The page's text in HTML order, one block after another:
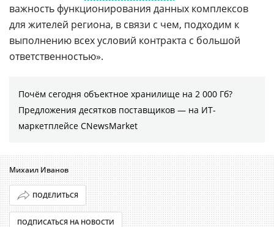
важность функционирования данных комплексов
для жителей региона, в связи с чем, подходим к
выполнению всех условий контракта с большой
ответственностью».
Почём сегодня объектное хранилище на 2 000 Гб?
Предложения десятков поставщиков ― на ИТ-
маркетплейсе CNewsMarket
Михаил Иванов
ПОДЕЛИТЬСЯ
ПОДПИСАТЬСЯ НА НОВОСТИ